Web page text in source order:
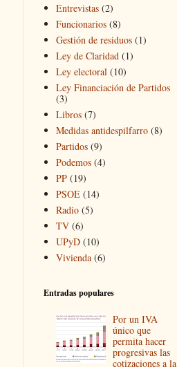
Entrevistas (2)
Funcionarios (8)
Gestión de residuos (1)
Ley de Claridad (1)
Ley electoral (10)
Ley Financiación de Partidos
(3)
Libros (7)
Medidas antidespilfarro (8)
Partidos (9)
Podemos (4)
PP (19)
PSOE (14)
Radio (5)
TV (6)
UPyD (10)
Vivienda (6)
Entradas populares
Por un IVA
único que
permita hacer
progresivas las
cotizaciones a la